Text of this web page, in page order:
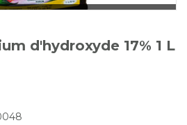
à la clientèle
Nous joindre
d'hydroxyde 17% 1 L